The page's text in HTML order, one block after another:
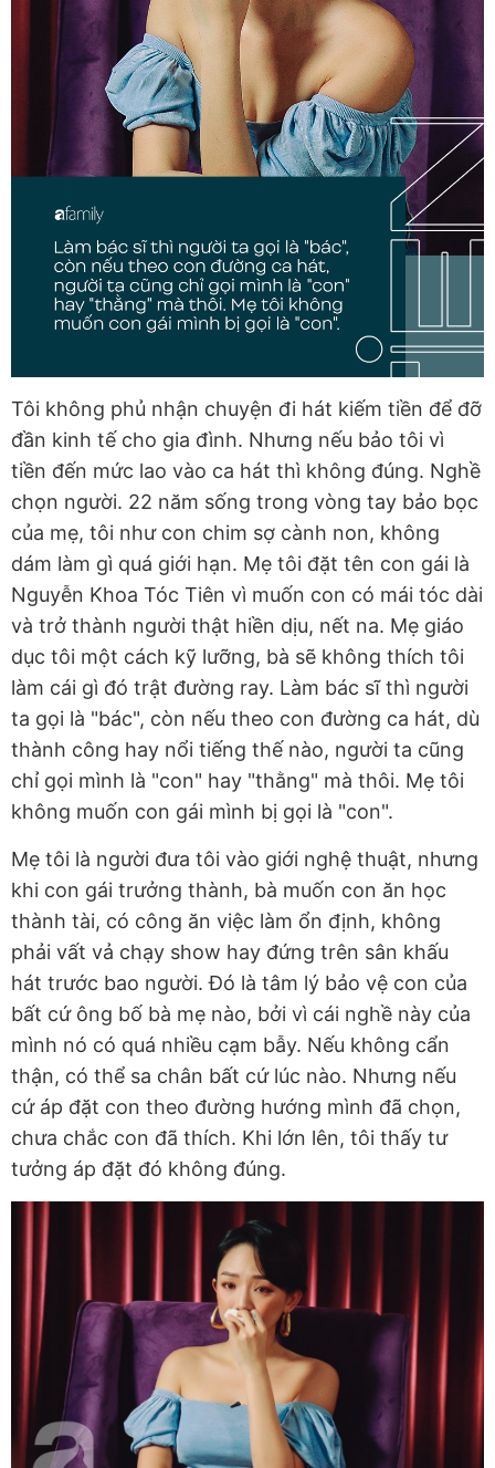
Tôi không phủ nhận chuyện đi hát kiếm tiền để đỡ
đần kinh tế cho gia đình. Nhưng nếu bảo tôi vì
tiền đến mức lao vào ca hát thì không đúng. Nghề
chọn người. 22 năm sống trong vòng tay bảo bọc
của mẹ, tôi như con chim sợ cành non, không
dám làm gì quá giới hạn. Mẹ tôi đặt tên con gái là
Nguyễn Khoa Tóc Tiên vì muốn con có mái tóc dài
và trở thành người thật hiền dịu, nết na. Mẹ giáo
dục tôi một cách kỹ lưỡng, bà sẽ không thích tôi
làm cái gì đó trật đường ray. Làm bác sĩ thì người
ta gọi là "bác", còn nếu theo con đường ca hát, dù
thành công hay nổi tiếng thế nào, người ta cũng
chỉ gọi mình là "con" hay "thằng" mà thôi. Mẹ tôi
không muốn con gái mình bị gọi là "con".
Mẹ tôi là người đưa tôi vào giới nghệ thuật, nhưng
khi con gái trưởng thành, bà muốn con ăn học
thành tài, có công ăn việc làm ổn định, không
phải vất vả chạy show hay đứng trên sân khấu
hát trước bao người. Đó là tâm lý bảo vệ con của
bất cứ ông bố bà mẹ nào, bởi vì cái nghề này của
mình nó có quá nhiều cạm bẫy. Nếu không cẩn
thận, có thể sa chân bất cứ lúc nào. Nhưng nếu
cứ áp đặt con theo đường hướng mình đã chọn,
chưa chắc con đã thích. Khi lớn lên, tôi thấy tư
tưởng áp đặt đó không đúng.